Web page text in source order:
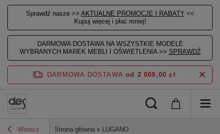
Sprawdź nasze >> AKTUALNE PROMOCJE I RABATY <<
Kupuj więcej i płać mniej!
DARMOWA DOSTAWA NA WSZYSTKIE MODELE
WYBRANYCH MAREK MEBLI I OŚWIETLENIA >> SPRAWDŹ
DARMOWA DOSTAWA od 2 000,00 zł
Wstecz Strona główna LUGANO